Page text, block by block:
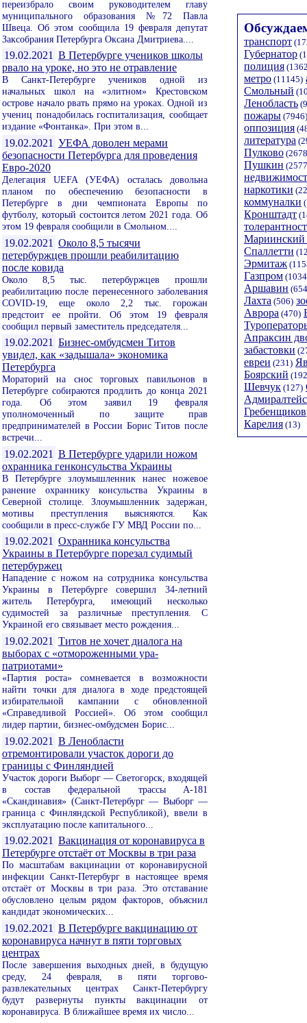
переизбрало своим руководителем главу
муниципального образования №72 Павла
Швеца. Об этом сообщила 19 февраля депутат
Заксобрания Петербурга Оксана Дмитриева....
19.02.2021 В Петербурге учеников школы
рвало на уроке, но это не отравление
В Санкт-Петербурге учеников одной из
начальных школ на «элитном» Крестовском
острове начало рвать прямо на уроках. Одной из
учениц понадобилась госпитализация, сообщает
издание «Фонтанка». При этом в...
19.02.2021 УЕФА доволен мерами
безопасности Петербурга для проведения
Евро-2020
Делегация UEFA (УЕФА) осталась довольна
планом по обеспечению безопасности в
Петербурге в дни чемпионата Европы по
футболу, который состоится летом 2021 года. Об
этом 19 февраля сообщили в Смольном....
19.02.2021 Около 8,5 тысячи
петербуржцев прошли реабилитацию
после ковида
Около 8,5 тыс. петербуржцев прошли
реабилитацию после перенесенного заболевания
COVID-19, еще около 2,2 тыс. горожан
предстоит ее пройти. Об этом 19 февраля
сообщил первый заместитель председателя...
19.02.2021 Бизнес-омбудсмен Титов
увидел, как «задышала» экономика
Петербурга
Мораторий на снос торговых павильонов в
Петербурге собираются продлить до конца 2021
года. Об этом заявил 19 февраля
уполномоченный по защите прав
предпринимателей в России Борис Титов после
встречи...
19.02.2021 В Петербурге ударили ножом
охранника генконсульства Украины
В Петербурге злоумышленник нанес ножевое
ранение охраннику консульства Украины в
Северной столице. Злоумышленник задержан,
мотивы преступления выясняются. Как
сообщили в пресс-службе ГУ МВД России по...
19.02.2021 Охранника консульства
Украины в Петербурге порезал судимый
петербуржец
Нападение с ножом на сотрудника консульства
Украины в Петербурге совершил 34-летний
житель Петербурга, имеющий несколько
судимостей за различные преступления. С
Украиной его связывает место рождения...
19.02.2021 Титов не хочет диалога на
выборах с «отмороженными ура-
патриотами»
«Партия роста» сомневается в возможности
найти точки для диалога в ходе предстоящей
избирательной кампании с обновленной
«Справедливой Россией». Об этом сообщил
лидер партии, бизнес-омбудсмен Борис...
19.02.2021 В Ленобласти
отремонтировали участок дороги до
границы с Финляндией
Участок дороги Выборг — Светогорск, входящей
в состав федеральной трассы А-181
«Скандинавия» (Санкт-Петербург — Выборг —
граница с Финляндской Республикой), ввели в
эксплуатацию после капитального...
19.02.2021 Вакцинация от коронавируса в
Петербурге отстаёт от Москвы в три раза
По масштабам вакцинации от коронавирусной
инфекции Санкт-Петербург в настоящее время
отстаёт от Москвы в три раза. Это отставание
обусловлено целым рядом факторов, объяснил
кандидат экономических...
19.02.2021 В Петербурге вакцинацию от
коронавируса начнут в пяти торговых
центрах
После завершения выходных дней, в будущую
среду, 24 февраля, в пяти торгово-
развлекательных центрах Санкт-Петербургу
будут развернуты пункты вакцинации от
коронавируса. В ближайшее время их число...
транспорт
Губернатор
полиция
метро (11145)
Смольный
Ленобласть
пожары (7946)
оппозиция
литература
Пулково
Пушкин
наркотики
коммуналки
Кронштадт
Мариинский
Спаллетти
Эрмитаж
Газпром
Аршавин
Лахта (506)
Аврора (470)
Апраксин
забастовки
евреи (231)
Боярский
Шевчук (127)
Гребенщиков
Карелия (13)